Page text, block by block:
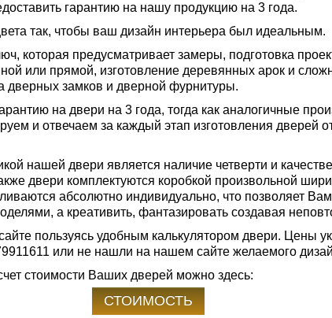
гарантию на нашу продукцию на 3 года.
так, чтобы ваш дизайн интерьера был идеальным.
которая предусматривает замеры, подготовка
или прямой, изготовление деревянных арок и
дверных замков и дверной фурнитуры.
на двери на 3 года, тогда как аналогичные
и отвечаем за каждый этап изготовления дверей
нашей двери является наличие четверти и
двери комплектуются коробкой произвольной
абсолютно индивидуально, что позволяет
а креативить, фантазировать создавая
пользуясь удобным калькулятором двери. Цены
или не нашли на нашем сайте желаемого
стоимости Ваших дверей можно здесь:
СТОИМОСТЬ